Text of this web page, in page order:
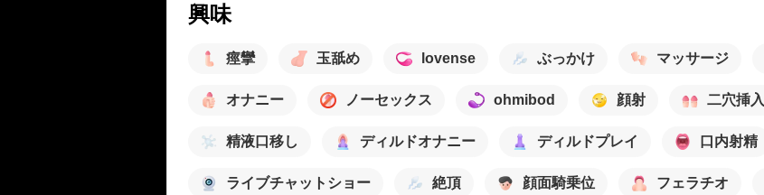
興味
痙攣 玉舐め lovense ぶっかけ マッサージ
オナニー ノーセックス ohmibod 顔射 二穴挿入
精液口移し ディルドオナニー ディルドプレイ 口内射精
ライブチャットショー 絶頂 顔面騎乗位 フェラチオ